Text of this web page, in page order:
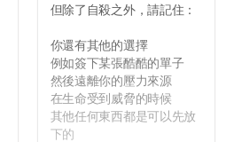
但除了自殺之外，請記住：
你還有其他的選擇
例如簽下某張酷酷的單子
然後遠離你的壓力來源
在生命受到威脅的時候
其他任何東西都是可以先放
下的